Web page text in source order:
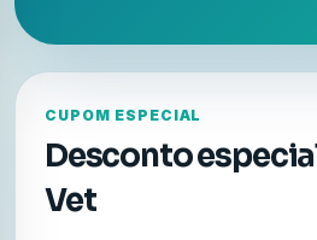
CUPOM ESPECIAL
Desconto
Vet